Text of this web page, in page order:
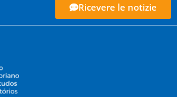
Ricevere le notizie